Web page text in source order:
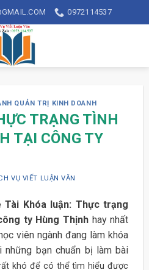
0972114537
QUẢN TRỊ KINH DOANH
TRẠNG TÌNH
TẠI CÔNG TY
VỤ VIẾT LUẬN VĂN
Tài Khóa luận: Thực trạng
ty Hùng Thịnh hay nhất
viên ngành đang làm khóa
những bạn chuẩn bị làm bài
khó để có thể tìm hiểu được